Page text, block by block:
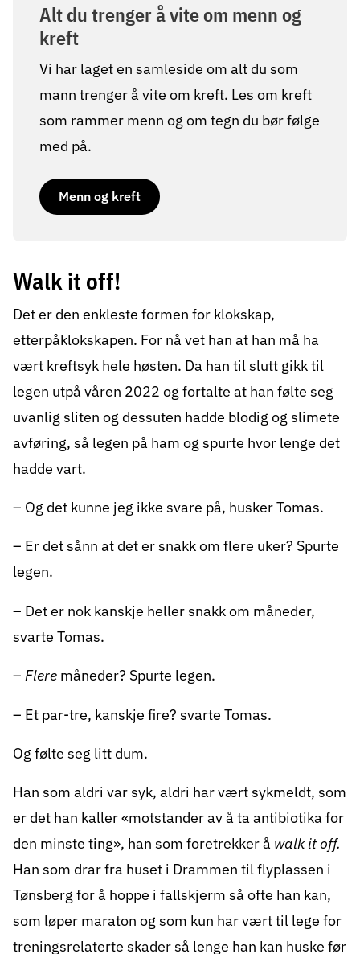
Alt du trenger å vite om menn og
kreft
Vi har laget en samleside om alt du som
mann trenger å vite om kreft. Les om kreft
som rammer menn og om tegn du bør følge
med på.
Menn og kreft
Walk it off!
Det er den enkleste formen for klokskap,
etterpåklokskapen. For nå vet han at han må ha
vært kreftsyk hele høsten. Da han til slutt gikk til
legen utpå våren 2022 og fortalte at han følte seg
uvanlig sliten og dessuten hadde blodig og slimete
avføring, så legen på ham og spurte hvor lenge det
hadde vart.
– Og det kunne jeg ikke svare på, husker Tomas.
– Er det sånn at det er snakk om flere uker? Spurte
legen.
– Det er nok kanskje heller snakk om måneder,
svarte Tomas.
– Flere måneder? Spurte legen.
– Et par-tre, kanskje fire? svarte Tomas.
Og følte seg litt dum.
Han som aldri var syk, aldri har vært sykmeldt, som
er det han kaller «motstander av å ta antibiotika for
den minste ting», han som foretrekker å walk it off.
Han som drar fra huset i Drammen til flyplassen i
Tønsberg for å hoppe i fallskjerm så ofte han kan,
som løper maraton og som kun har vært til lege for
treningsrelaterte skader så lenge han kan huske før